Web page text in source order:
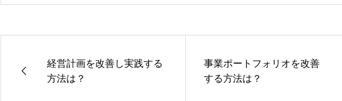
経営計画を改善し実践する
方法は？
事業ポートフォリオを改善
する方法は？